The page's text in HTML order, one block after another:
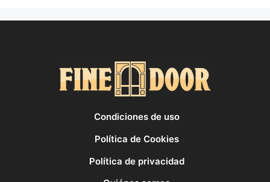
Condiciones de uso
Política de Cookies
Política de privacidad